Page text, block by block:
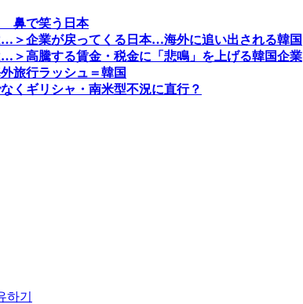
鼻で笑う日本
＞企業が戻ってくる日本…海外に追い出される韓国
＞高騰する賃金・税金に「悲鳴」を上げる韓国企業
旅行ラッシュ＝韓国
くギリシャ・南米型不況に直行？
하기